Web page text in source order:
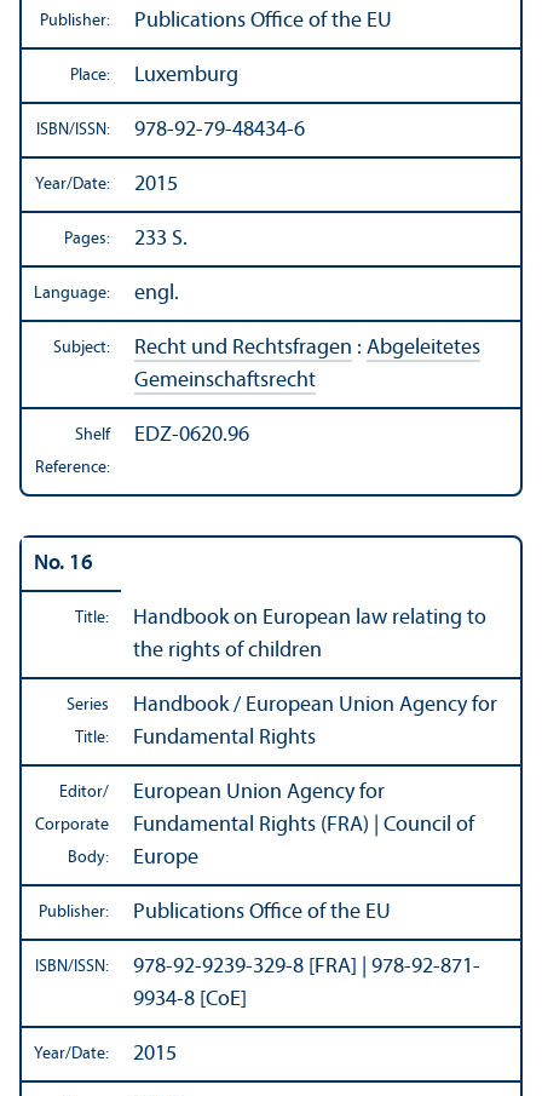
Publisher: Publications Office of the EU
Place: Luxemburg
ISBN/ISSN: 978-92-79-48434-6
Year/Date: 2015
Pages: 233 S.
Language: engl.
Subject: Recht und Rechtsfragen : Abgeleitetes
Gemeinschaftsrecht
Shelf
Reference:
EDZ-0620.96
No. 16
Title:
Handbook on European law relating to
the rights of children
Series
Title:
Handbook / European Union Agency for
Fundamental Rights
Editor/
Corporate
Body:
European Union Agency for
Fundamental Rights (FRA) | Council of
Europe
Publisher: Publications Office of the EU
ISBN/ISSN:
978-92-9239-329-8 [FRA] | 978-92-871-
9934-8 [CoE]
Year/Date: 2015